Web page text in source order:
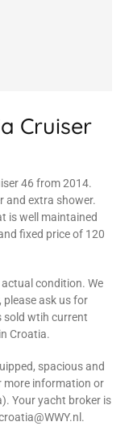
Cruiser
46 from 2014.
and extra shower.
is well maintained
fixed price of 120
condition. We
please ask us for
sold wtih current
Croatia.
spacious and
more information or
Your yacht broker is